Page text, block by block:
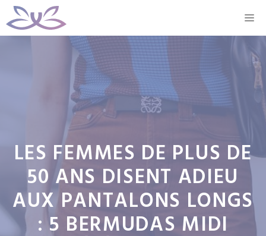
Aller
au
LES FEMMES DE PLUS DE
50 ANS DISENT ADIEU
AUX PANTALONS LONGS
: 5 BERMUDAS MIDI